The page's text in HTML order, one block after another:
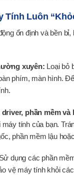
Tính Luôn
ổn định và bền bỉ,
xuyên: Loại bỏ
phím, màn hình.
phần mềm và
tính của bạn.
phần mềm lậu
Sử dụng các phần
vệ máy tính khỏi